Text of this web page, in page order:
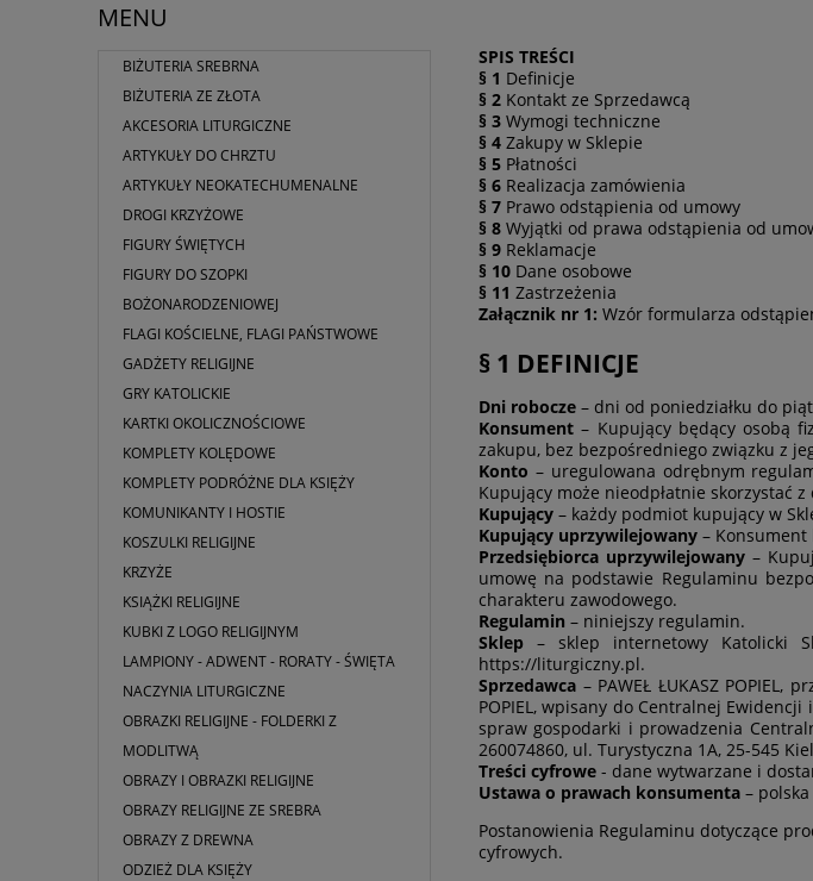
MENU
BIŻUTERIA SREBRNA
BIŻUTERIA ZE ZŁOTA
AKCESORIA LITURGICZNE
ARTYKUŁY DO CHRZTU
ARTYKUŁY NEOKATECHUMENALNE
DROGI KRZYŻOWE
FIGURY ŚWIĘTYCH
FIGURY DO SZOPKI
BOŻONARODZENIOWEJ
FLAGI KOŚCIELNE, FLAGI PAŃSTWOWE
GADŻETY RELIGIJNE
GRY KATOLICKIE
KARTKI OKOLICZNOŚCIOWE
KOMPLETY KOLĘDOWE
KOMPLETY PODRÓŻNE DLA KSIĘŻY
KOMUNIKANTY I HOSTIE
KOSZULKI RELIGIJNE
KRZYŻE
KSIĄŻKI RELIGIJNE
KUBKI Z LOGO RELIGIJNYM
LAMPIONY - ADWENT - RORATY - ŚWIĘTA
NACZYNIA LITURGICZNE
OBRAZKI RELIGIJNE - FOLDERKI Z
MODLITWĄ
OBRAZY I OBRAZKI RELIGIJNE
OBRAZY RELIGIJNE ZE SREBRA
OBRAZY Z DREWNA
ODZIEŻ DLA KSIĘŻY
SPIS TREŚCI
§ 1 Definicje
§ 2 Kontakt ze Sprzedawcą
§ 3 Wymogi techniczne
§ 4 Zakupy w Sklepie
§ 5 Płatności
§ 6 Realizacja zamówienia
§ 7 Prawo odstąpienia od umowy
§ 8 Wyjątki od prawa odstąpienia od
§ 9 Reklamacje
§ 10 Dane osobowe
§ 11 Zastrzeżenia
Załącznik nr 1: Wzór formularza
§ 1 DEFINICJE
Dni robocze – dni od poniedziałku do
Konsument – Kupujący będący osobą
zakupu, bez bezpośredniego związku z
Konto – uregulowana odrębnym
Kupujący może nieodpłatnie skorzystać
Kupujący – każdy podmiot kupujący w
Kupujący uprzywilejowany –
Przedsiębiorca uprzywilejowany –
umowę na podstawie Regulaminu
charakteru zawodowego.
Regulamin – niniejszy regulamin.
Sklep – sklep internetowy Katolicki
https://liturgiczny.pl.
Sprzedawca – PAWEŁ ŁUKASZ POPIEL,
POPIEL, wpisany do Centralnej
spraw gospodarki i prowadzenia
260074860, ul. Turystyczna 1A, 25-545
Treści cyfrowe - dane wytwarzane i
Ustawa o prawach konsumenta –
Postanowienia Regulaminu dotyczące
cyfrowych.